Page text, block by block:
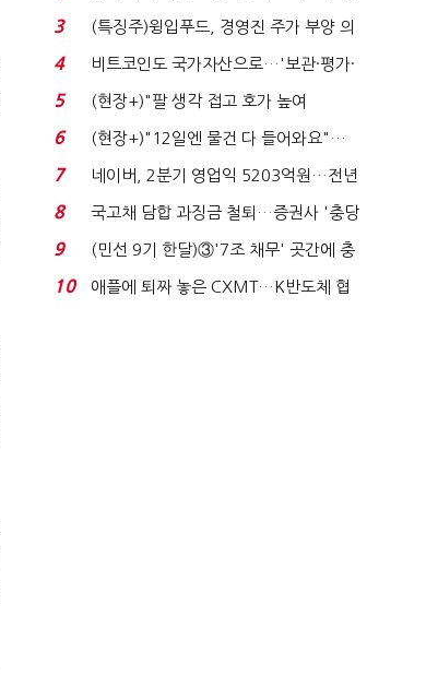
국전쟁’
3
(특징주)윙입푸드, 경영진 주가 부양 의
지에 상한가...
4
비트코인도 국가자산으로…'보관·평가·
처분' 기준은 ...
5
(현장+)"팔 생각 접고 호가 높여
요"…'덜 똘똘한 한 채' 20...
6
(현장+)"12일엔 물건 다 들어와요"…
빈 매대 채우며 문 연 ...
7
네이버, 2분기 영업익 5203억원…전년
비 0.2% 감소...
8
국고채 담합 과징금 철퇴…증권사 '충당
금 폭탄' 우려...
9
(민선 9기 한달)③'7조 채무' 곳간에 충
격…추미애, 20년...
10
애플에 퇴짜 놓은 CXMT…K반도체 협